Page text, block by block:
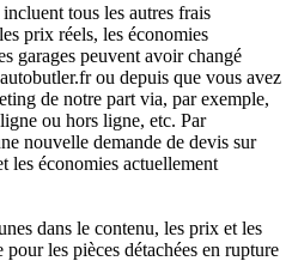
tous les autres frais
prix réels, les économies
garages peuvent avoir changé
ou depuis que vous avez
de notre part via, par exemple,
ou hors ligne, etc. Par
nouvelle demande de devis sur
les économies actuellement
dans le contenu, les prix et les
les pièces détachées en rupture